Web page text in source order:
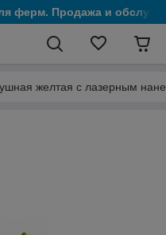
ферм. Продажа и
желтая с лазерным